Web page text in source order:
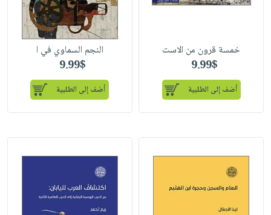
خمسة قرون من الاست
9.99$
أضف إلى الطلبية
النجم السماوي في ا
9.99$
أضف إلى الطلبية